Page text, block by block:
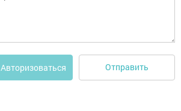
Авторизоваться Отправить